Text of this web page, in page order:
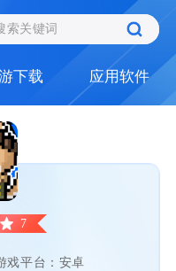
下载 应用软件
7
戏平台：安卓